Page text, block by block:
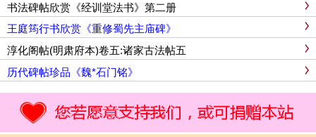
书法碑帖欣赏《经训堂法书》第二册
王庭筠行书欣赏《重修蜀先主庙碑》
淳化阁帖(明肃府本)卷五:诸家古法帖五
历代碑帖珍品《魏*石门铭》